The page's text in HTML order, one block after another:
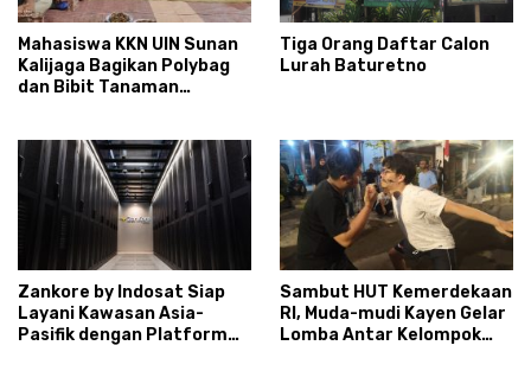
Mahasiswa KKN UIN Sunan
Kalijaga Bagikan Polybag
dan Bibit Tanaman
Tiga Orang Daftar Calon
Lurah Baturetno
Zankore by Indosat Siap
Layani Kawasan Asia-
Pasifik dengan Platform
Sambut HUT Kemerdekaan
RI, Muda-mudi Kayen Gelar
Lomba Antar Kelompok